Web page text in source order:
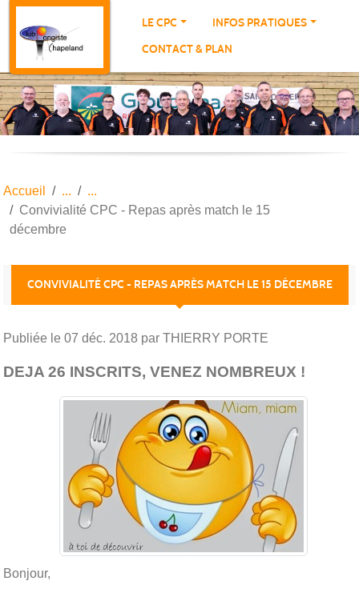
LE CPC
INFOS PRATIQUES
CONTACT & PLAN
Accueil
Convivialité CPC - Repas après match le 15
décembre
CONVIVIALITÉ CPC - REPAS APRÈS MATCH LE 15 DÉCEMBRE
Publiée le 07 déc. 2018 par THIERRY PORTE
DEJA 26 INSCRITS, VENEZ NOMBREUX !
Bonjour,
Panneau de gestion des cookies